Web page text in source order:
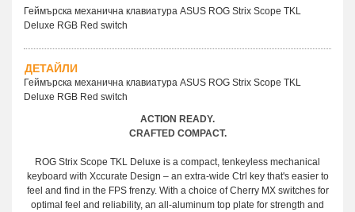
Геймърска механична клавиатура ASUS ROG Strix Scope TKL
Deluxe RGB Red switch
ДЕТАЙЛИ
Геймърска механична клавиатура АSUS ROG Strix Scope TKL
Deluxe RGB Red switch
ACTION READY.
CRAFTED COMPACT.
ROG Strix Scope TKL Deluxe is a compact, tenkeyless mechanical
keyboard with Xccurate Design – an extra-wide Ctrl key that's easier to
feel and find in the FPS frenzy. With a choice of Cherry MX switches for
optimal feel and reliability, an all-aluminum top plate for strength and